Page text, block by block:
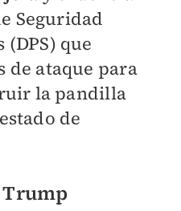
Seguridad
(DPS) que
de ataque para
la pandilla
de
Trump